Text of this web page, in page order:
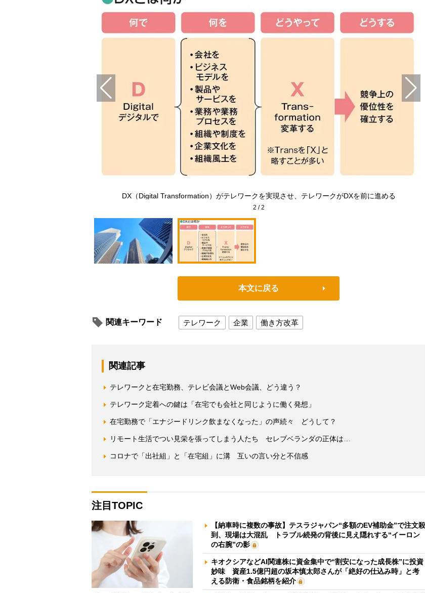
DX（Digital Transformation）がテレワークを実現させ、テレワークがDXを前に進める
2 /2
本文に戻る
関連キーワード テレワーク 企業 働き方改革
関連記事
テレワークと在宅勤務、テレビ会議とWeb会議、どう違う？
テレワーク定着への鍵は「在宅でも会社と同じように働く発想」
在宅勤務で「エナジードリンク飲まなくなった」の声続々 どうして？
リモート生活でつい見栄を張ってしまう人たち セレブベランダの正体は…
コロナで「出社組」と「在宅組」に溝 互いの言い分と不信感
注目TOPIC
【納車時に複数の事故】テスラジャパン“多額のEV補助金”で注文殺
到、現場は大混乱 トラブル続発の背後に見え隠れする“イーロン
の右腕”の影
キオクシアなどAI関連株に資金集中で“割安になった成長株”に投資
妙味 資産1.5億円超の坂本慎太郎さんが「絶好の仕込み時」と考
える防衛・食品銘柄を紹介